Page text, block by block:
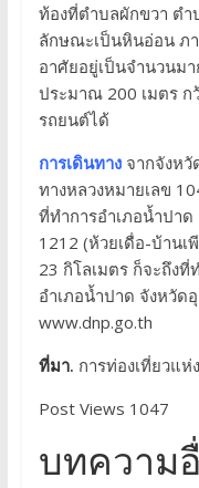
ท้องที่ตำบลผักขวา ตำ
ลักษณะเป็นหินอ่อน ภ
อาศัยอยู่เป็นจำนวนม
ประมาณ 200 เมตร ก
รถยนต์ได้
การเดินทางจากจังหวั
ทางหลวงหมายเลข
ที่ทำการอำเภอน้ำปาด
1212 (ห้วยเดื่อ-บ้าน
23 กิโลเมตร ก็จะถึง
อำเภอน้ำปาด จังหวัด
www.dnp.go.th
ที่มา. การท่องเที่ยวแห่
Post Views 1047
บทความ